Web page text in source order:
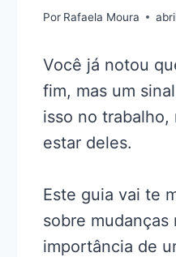
Por Rafaela Moura
Você já notou
fim, mas um
isso no trabalho,
estar deles.
Este guia vai te
sobre
importância de